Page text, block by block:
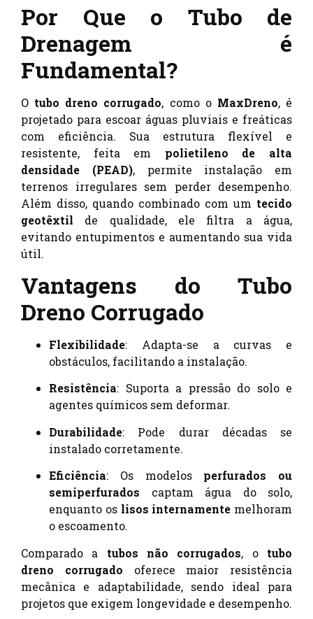
Por Que o Tubo de
Drenagem é
Fundamental?
O tubo dreno corrugado, como o MaxDreno, é
projetado para escoar águas pluviais e freáticas
com eficiência. Sua estrutura flexível e
resistente, feita em polietileno de alta
densidade (PEAD), permite instalação em
terrenos irregulares sem perder desempenho.
Além disso, quando combinado com um tecido
geotêxtil de qualidade, ele filtra a água,
evitando entupimentos e aumentando sua vida
útil.
Vantagens do Tubo
Dreno Corrugado
Flexibilidade: Adapta-se a curvas e
obstáculos, facilitando a instalação.
Resistência: Suporta a pressão do solo e
agentes químicos sem deformar.
Durabilidade: Pode durar décadas se
instalado corretamente.
Eficiência: Os modelos perfurados ou
semiperfurados captam água do solo,
enquanto os lisos internamente melhoram
o escoamento.
Comparado a tubos não corrugados, o tubo
dreno corrugado oferece maior resistência
mecânica e adaptabilidade, sendo ideal para
projetos que exigem longevidade e desempenho.